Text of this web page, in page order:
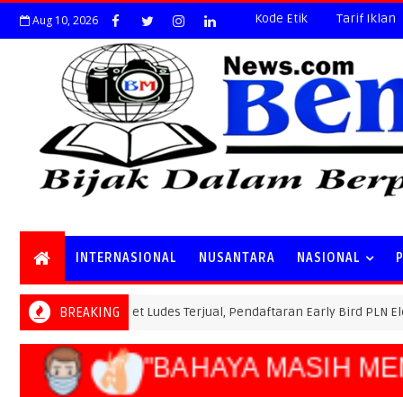
Aug 10, 2026 Kode Etik Tarif Iklan
INTERNASIONAL NUSANTARA NASIONAL
BREAKING
Special Ticket Ludes Terjual, Pendaftaran Early Bird PLN Electric Run
"BAHAYA MASIH